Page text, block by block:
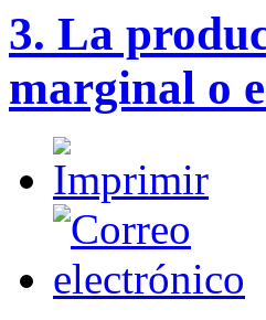
3. La
marginal o